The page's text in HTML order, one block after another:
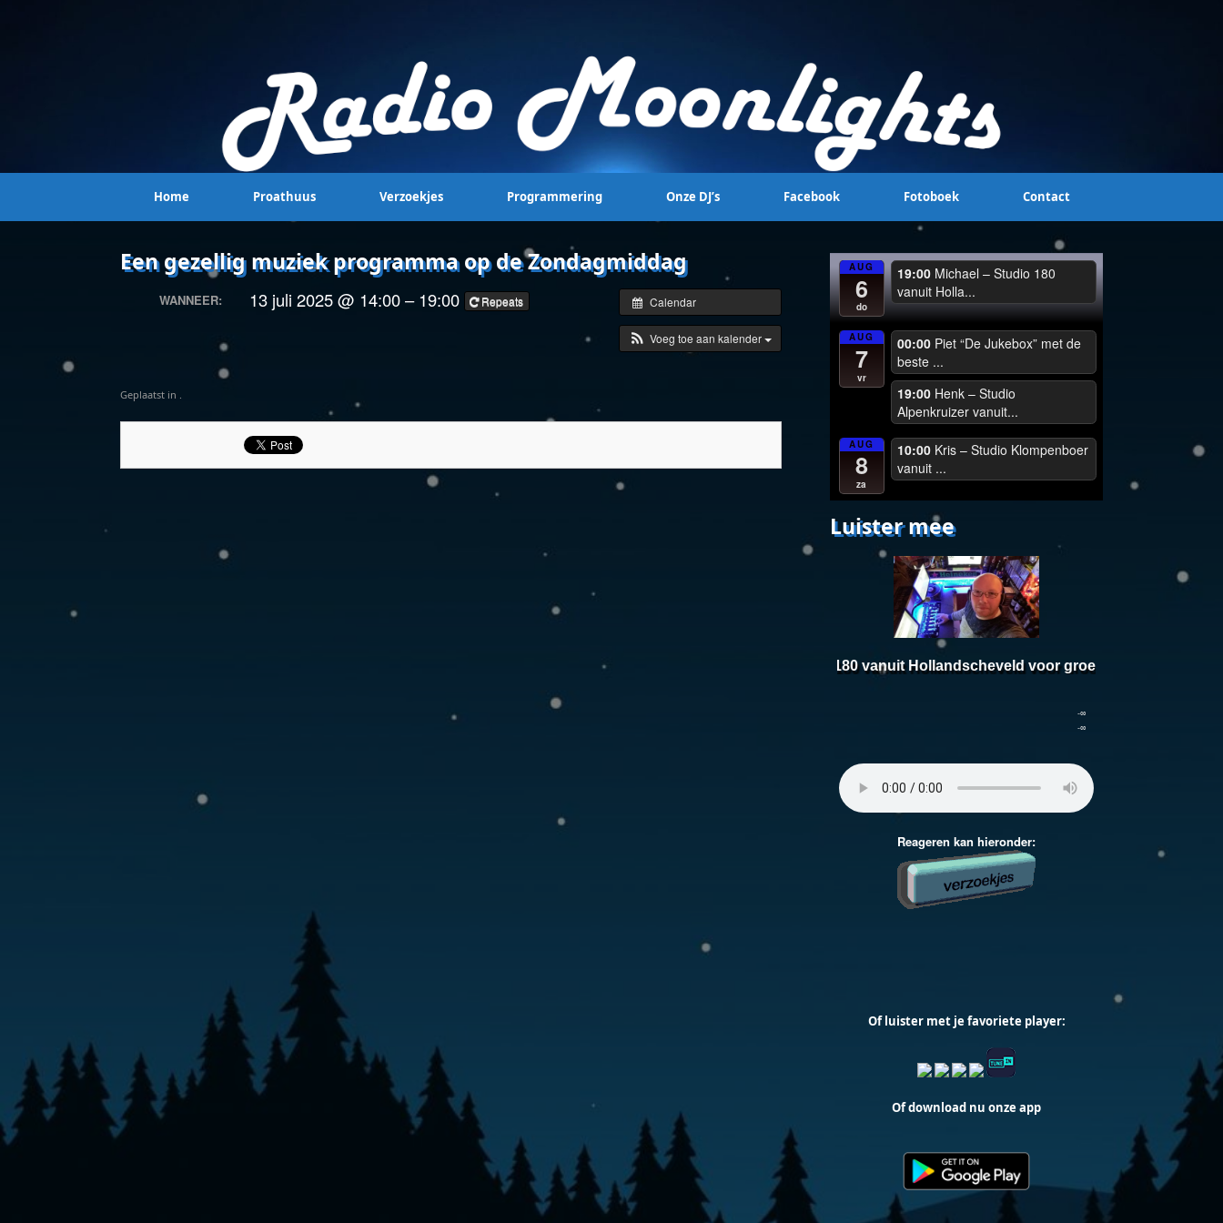
Home Proathuus Verzoekjes Programmering Onze DJ’s Facebook Fotoboek Contact
Een gezellig muziek programma op de Zondagmiddag
Calendar
Voeg toe aan kalender
WANNEER: 13 juli 2025 @ 14:00 – 19:00 Repeats
Geplaatst in .
AUG
6
do
19:00 Michael – Studio 180
vanuit Holla...
AUG
7
vr
00:00 Piet “De Jukebox” met de
beste ...
19:00 Henk – Studio
Alpenkruizer vanuit...
AUG
8
za
10:00 Kris – Studio Klompenboer
vanuit ...
Luister mee
Of luister met je favoriete player:
Of download nu onze app